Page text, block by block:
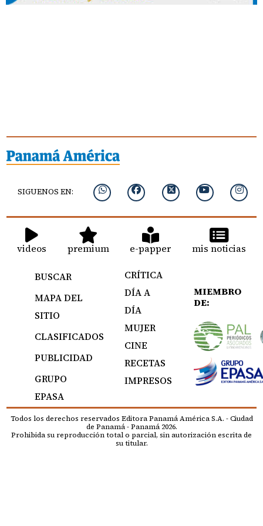
SIGUENOS EN:
videos premium e-papper mis noticias
BUSCAR
MAPA DEL
SITIO
CLASIFICADOS
PUBLICIDAD
GRUPO
EPASA
CRÍTICA
DÍA A
DÍA
MUJER
CINE
RECETAS
IMPRESOS
MIEMBRO
DE:
Todos los derechos reservados Editora Panamá América S.A. - Ciudad
de Panamá - Panamá 2026.
Prohibida su reproducción total o parcial, sin autorización escrita de
su titular.